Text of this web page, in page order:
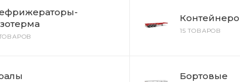
15 ТОВАРОВ
Бортовые